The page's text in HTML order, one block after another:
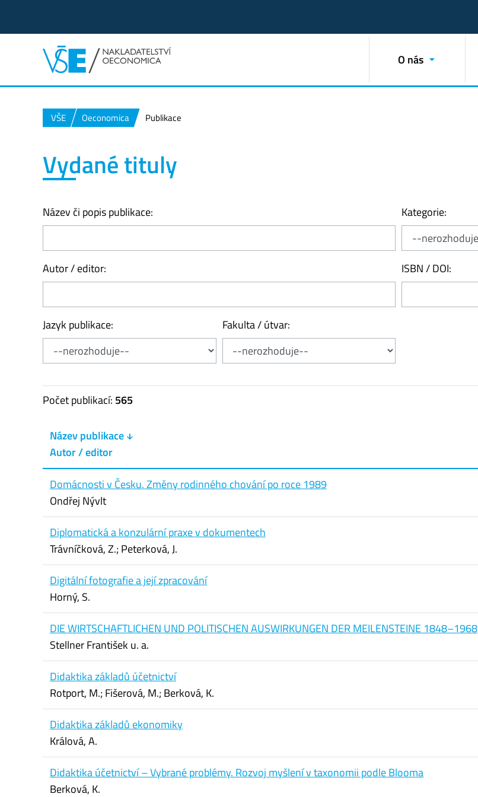
O nás
VŠE Oeconomica Publikace
Vydané tituly
Kategorie:
Název či popis publikace:
Autor / editor: ISBN / DOI:
Jazyk publikace:
Fakulta / útvar:
Počet publikací: 565
Název publikace ↓
Autor / editor
Domácnosti v Česku. Změny rodinného chování po roce 1989
Ondřej Nývlt
Diplomatická a konzulární praxe v dokumentech
Trávníčková, Z.; Peterková, J.
Digitální fotografie a její zpracování
Horný, S.
DIE WIRTSCHAFTLICHEN UND POLITISCHEN AUSWIRKUNGEN DER MEILENSTEINE 1848–1968
Stellner František u. a.
Didaktika základů účetnictví
Rotport, M.; Fišerová, M.; Berková, K.
Didaktika základů ekonomiky
Králová, A.
Didaktika účetnictví – Vybrané problémy. Rozvoj myšlení v taxonomii podle Blooma
Berková, K.